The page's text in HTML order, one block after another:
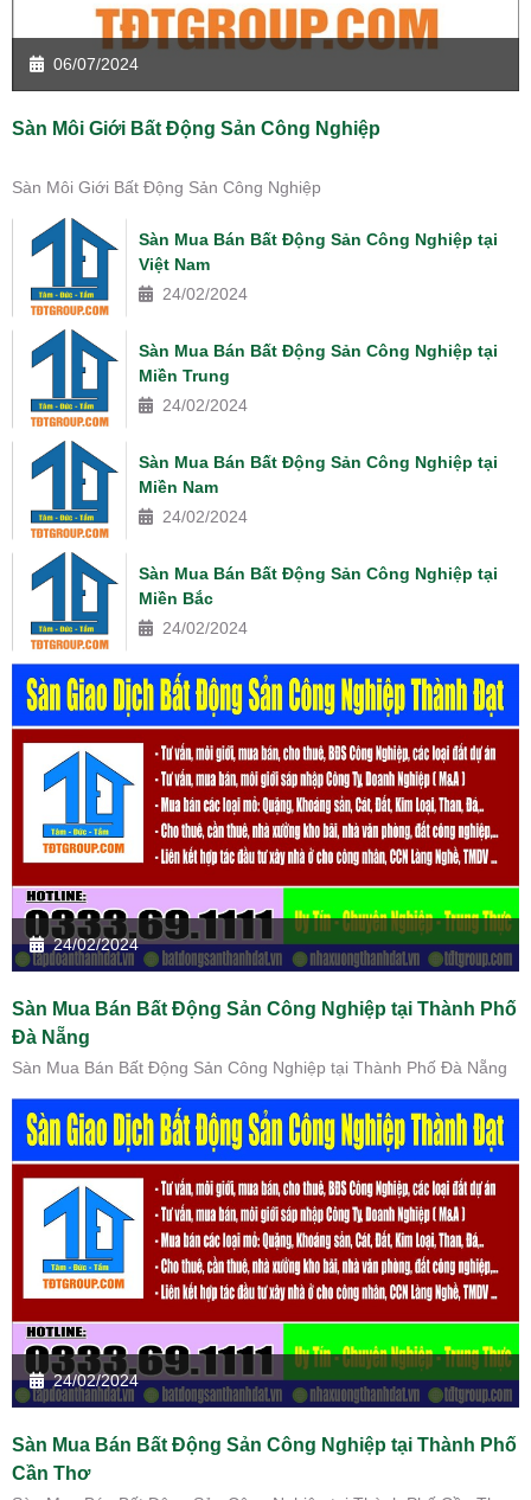
06/07/2024
Sàn Môi Giới Bất Động Sản Công Nghiệp
Sàn Môi Giới Bất Động Sản Công Nghiệp
Sàn Mua Bán Bất Động Sản Công Nghiệp tại
Việt Nam
24/02/2024
Sàn Mua Bán Bất Động Sản Công Nghiệp tại
Miền Trung
24/02/2024
Sàn Mua Bán Bất Động Sản Công Nghiệp tại
Miền Nam
24/02/2024
Sàn Mua Bán Bất Động Sản Công Nghiệp tại
Miền Bắc
24/02/2024
24/02/2024
Sàn Mua Bán Bất Động Sản Công Nghiệp tại Thành Phố
Đà Nẵng
Sàn Mua Bán Bất Động Sản Công Nghiệp tại Thành Phố Đà Nẵng
24/02/2024
Sàn Mua Bán Bất Động Sản Công Nghiệp tại Thành Phố
Cần Thơ